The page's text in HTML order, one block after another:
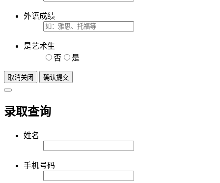
外语成绩
是艺术生
否
是
取消关闭 确认提交
录取查询
姓名
手机号码